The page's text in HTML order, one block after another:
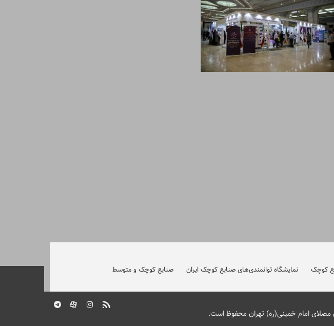
کوچک نمایشگاه توانمندی‌های صنایع کوچک ایران صنایع کوچک و متوسط
امام خمینی(ره) تهران محفوظ است.